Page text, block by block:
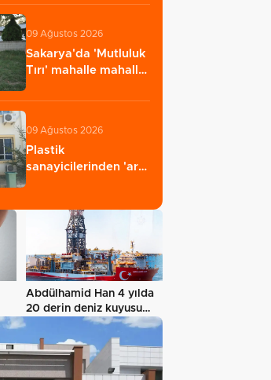
durağı Yeniceabat…
09 Ağustos 2026
Sakarya'da 'Mutluluk
Tırı' mahalle mahalle
09 Ağustos 2026
Plastik
sanayicilerinden 'ara
Abdülhamid Han 4 yılda
20 derin deniz kuyusu
tamamladı…